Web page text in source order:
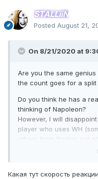
STALLiiN
Posted August 21,
On 8/21/2020 at
Are you the same
the count goes for a split
Do you think he has a
thinking of Napoleon?
However, I will
player who uses WH
others from finding out
Какая тут скорость